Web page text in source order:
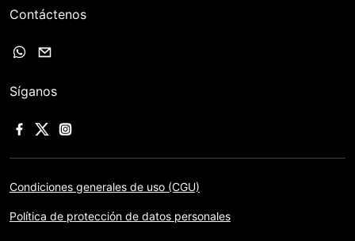
Contáctenos
Síganos
Condiciones generales de uso (CGU)
Política de protección de datos personales